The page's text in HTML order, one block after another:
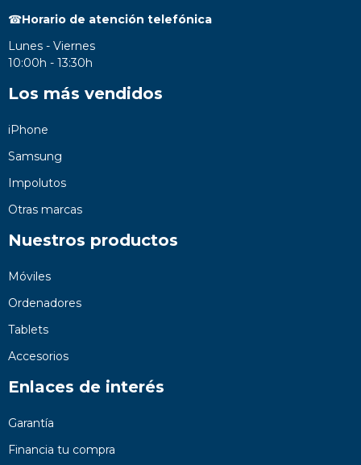
☎Horario de atención telefónica
Lunes - Viernes
10:00h - 13:30h
Los más vendidos
iPhone
Samsung
Impolutos
Otras marcas
Nuestros productos
Móviles
Ordenadores
Tablets
Accesorios
Enlaces de interés
Garantía
Financia tu compra